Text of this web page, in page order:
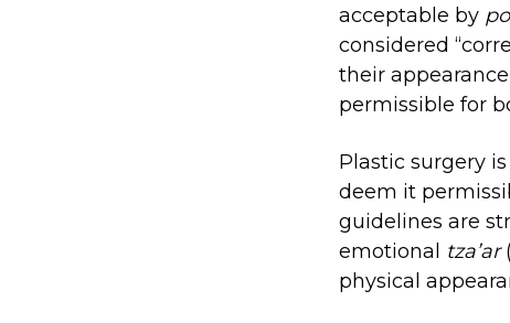
acceptable by
considered
their
permissible for
Plastic surgery
deem it
guidelines are
emotional tza’ar
physical